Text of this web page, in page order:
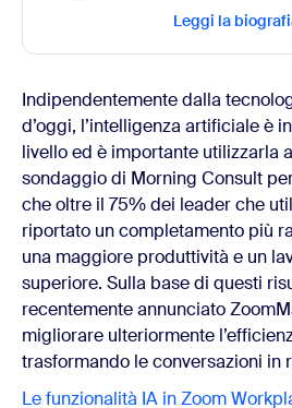
Leggi la
Indipendentemente dalla
d’oggi, l’intelligenza artificiale è
livello ed è importante utilizzarla
sondaggio di Morning Consult
che oltre il 75% dei leader che
riportato un completamento più
una maggiore produttività e un
superiore. Sulla base di questi
recentemente annunciato
migliorare ulteriormente
trasformando le conversazioni in
Le funzionalità IA in Zoom